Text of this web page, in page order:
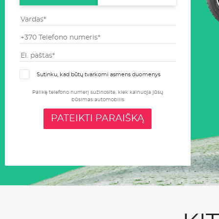
Sutinku, kad būtų tvarkomi asmens duomenys
Palikę telefono numerį sužinosite, kiek kainuoja jūsų
būsimas automobilis
PATEIKTI PARAIŠKĄ